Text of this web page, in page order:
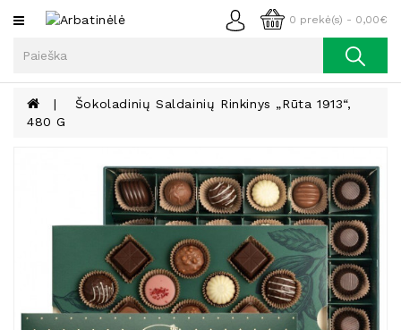
0 prekė(s) - 0,00€
Kategorijos
Kava
Becukriai
Saldėsiai
Šokoladinių Saldainių Rinkinys „Rūta 1913“,
480 G